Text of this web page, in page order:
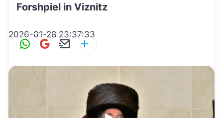
Forshpiel in Viznitz
2026-01-28 23:37:33
W
at
A
G E
ar
e